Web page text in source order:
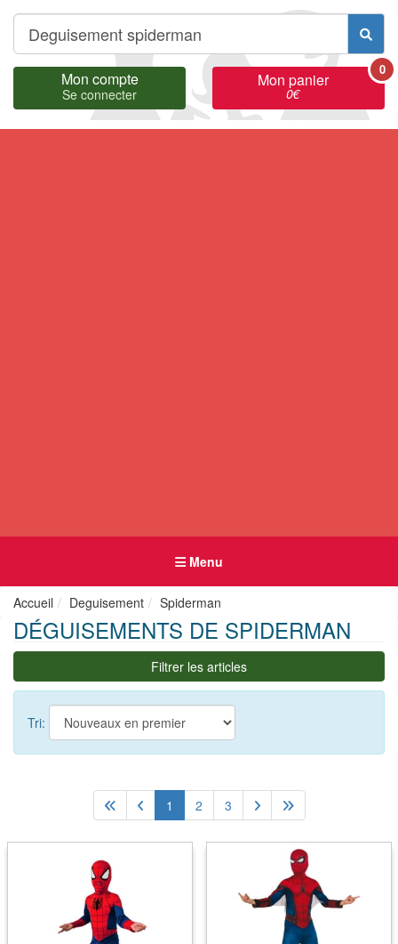
Mon compte
Se connecter
Mon panier
0€
0
Menu
Accueil Deguisement Spiderman
DÉGUISEMENTS DE SPIDERMAN
Filtrer les articles
Tri:
1 2 3